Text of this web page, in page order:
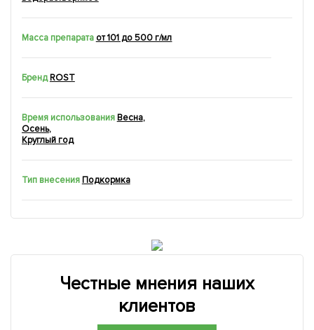
Масса препарата от 101 до 500 г/мл
Бренд ROST
Время использования Весна,
Осень,
Круглый год
Тип внесения Подкормка
Честные мнения наших
клиентов